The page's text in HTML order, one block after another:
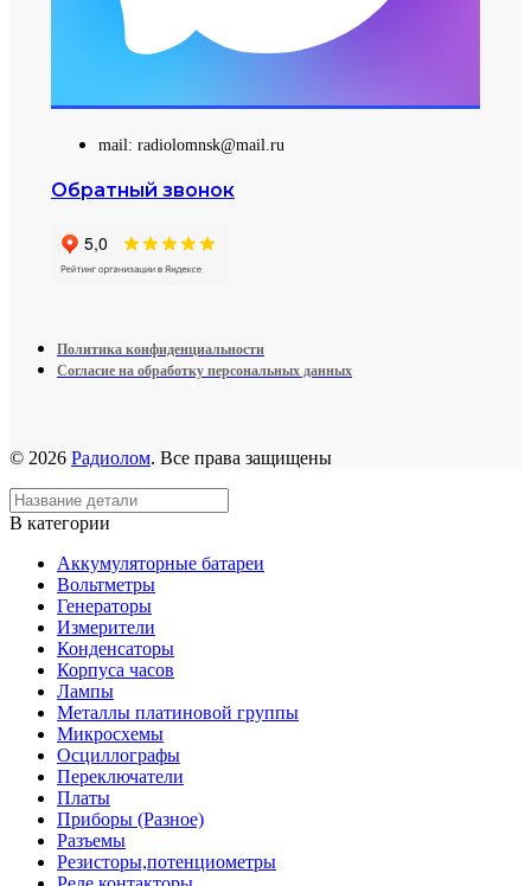
mail: radiolomnsk@mail.ru
Обратный звонок
Политика конфиденциальности
Согласие на обработку персональных данных
© 2026 Радиолом. Все права защищены
В категории
Аккумуляторные батареи
Вольтметры
Генераторы
Измерители
Конденсаторы
Корпуса часов
Лампы
Металлы платиновой группы
Микросхемы
Осциллографы
Переключатели
Платы
Приборы (Разное)
Разъемы
Резисторы,потенциометры